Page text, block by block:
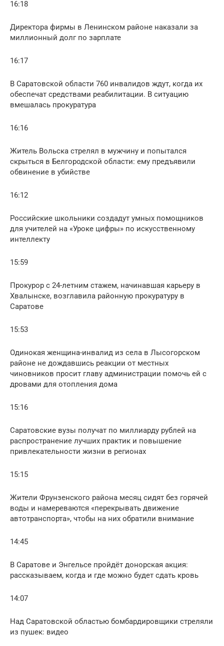
16:18
Директора фирмы в Ленинском районе наказали за
миллионный долг по зарплате
16:17
В Саратовской области 760 инвалидов ждут, когда их
обеспечат средствами реабилитации. В ситуацию
вмешалась прокуратура
16:16
Житель Вольска стрелял в мужчину и попытался
скрыться в Белгородской области: ему предъявили
обвинение в убийстве
16:12
Российские школьники создадут умных помощников
для учителей на «Уроке цифры» по искусственному
интеллекту
15:59
Прокурор с 24-летним стажем, начинавшая карьеру в
Хвалынске, возглавила районную прокуратуру в
Саратове
15:53
Одинокая женщина-инвалид из села в Лысогорском
районе не дождавшись реакции от местных
чиновников просит главу администрации помочь ей с
дровами для отопления дома
15:16
Саратовские вузы получат по миллиарду рублей на
распространение лучших практик и повышение
привлекательности жизни в регионах
15:15
Жители Фрунзенского района месяц сидят без горячей
воды и намереваются «перекрывать движение
автотранспорта», чтобы на них обратили внимание
14:45
В Саратове и Энгельсе пройдёт донорская акция:
рассказываем, когда и где можно будет сдать кровь
14:07
Над Саратовской областью бомбардировщики стреляли
из пушек: видео